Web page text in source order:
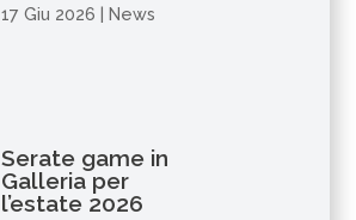
17 Giu 2026 |News
Serate game in
Galleria per
l’estate 2026